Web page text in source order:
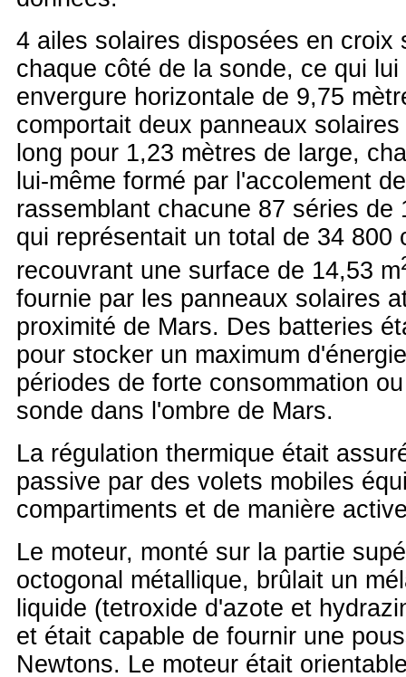
4 ailes solaires disposées en croix
chaque côté de la sonde, ce qui
envergure horizontale de 9,75
comportait deux panneaux
long pour 1,23 mètres de large,
lui-même formé par l'accolement
rassemblant chacune 87 séries de
qui représentait un total de 34 800
recouvrant une surface de 14,53 m
fournie par les panneaux solaires
proximité de Mars. Des batteries
pour stocker un maximum
périodes de forte consommation
sonde dans l'ombre de Mars.
La régulation thermique était
passive par des volets mobiles
compartiments et de manière
Le moteur, monté sur la partie
octogonal métallique, brûlait un
liquide (tetroxide d'azote et
et était capable de fournir une
Newtons. Le moteur était